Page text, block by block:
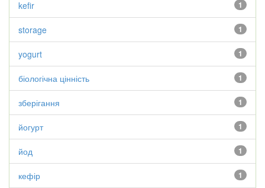
1
kefir
1
storage
1
yogurt
1
біологічна цінність
1
зберігання
1
йогурт
1
йод
1
кефір